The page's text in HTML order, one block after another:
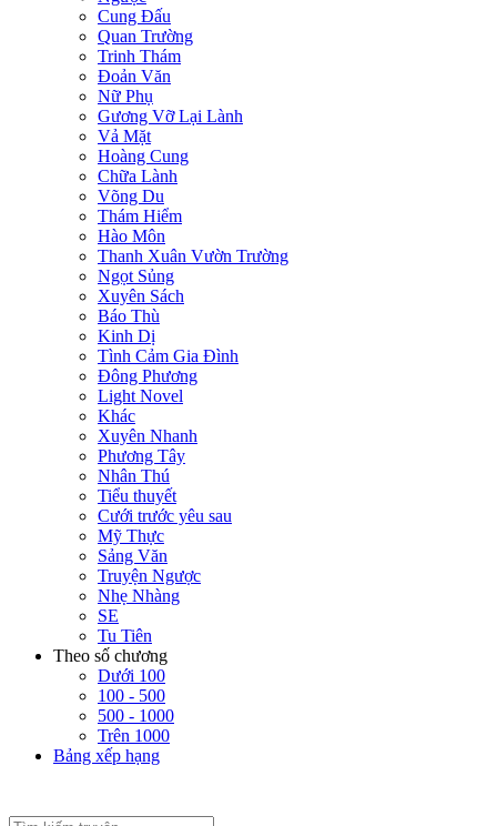
Cung Đấu
Quan Trường
Trinh Thám
Đoản Văn
Nữ Phụ
Gương Vỡ Lại Lành
Vả Mặt
Hoàng Cung
Chữa Lành
Võng Du
Thám Hiểm
Hào Môn
Thanh Xuân Vườn Trường
Ngọt Sủng
Xuyên Sách
Báo Thù
Kinh Dị
Tình Cảm Gia Đình
Đông Phương
Light Novel
Khác
Xuyên Nhanh
Phương Tây
Nhân Thú
Tiểu thuyết
Cưới trước yêu sau
Mỹ Thực
Sảng Văn
Truyện Ngược
Nhẹ Nhàng
SE
Tu Tiên
Theo số chương
Dưới 100
100 - 500
500 - 1000
Trên 1000
Bảng xếp hạng